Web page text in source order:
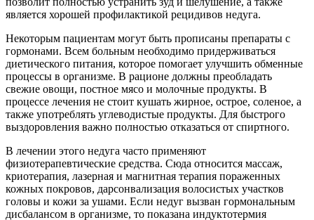
является хорошей профилактикой рецидивов недуга.
Некоторым пациентам могут быть прописаны препараты с
гормонами. Всем больным необходимо придерживаться
диетического питания, которое помогает улучшить обменные
процессы в организме. В рационе должны преобладать
свежие овощи, постное мясо и молочные продукты. В
процессе лечения не стоит кушать жирное, острое, соленое, а
также употреблять углеводистые продукты. Для быстрого
выздоровления важно полностью отказаться от спиртного.
В лечении этого недуга часто применяют
физиотерапевтические средства. Сюда относится массаж,
криотерапия, лазерная и магнитная терапия пораженных
кожных покровов, дарсонвализация волосистых участков
головы и кожи за ушами. Если недуг вызван гормональным
дисбалансом в организме, то показана индуктотермия